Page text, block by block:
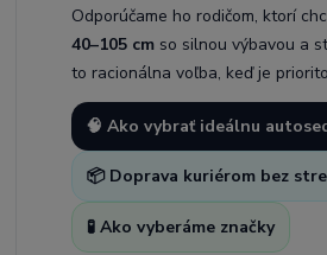
Odporúčame ho rodičom, ktorí
40–105 cm so silnou výbavou a
to racionálna voľba, keď je
🧠 Ako vybrať ideálnu
📦 Doprava kuriérom bez
🧪 Ako vyberáme značky